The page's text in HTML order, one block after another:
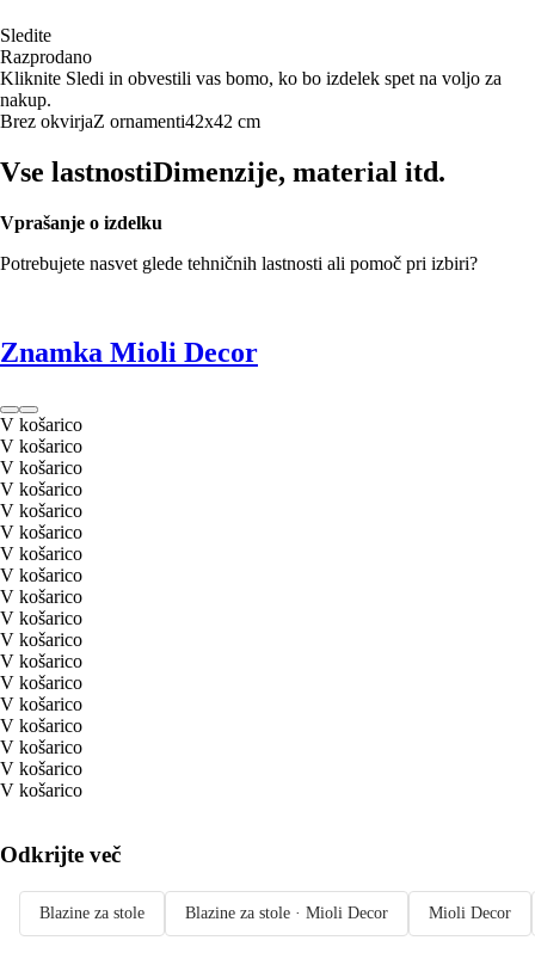
Sledite
Razprodano
Kliknite Sledi in obvestili vas bomo, ko bo izdelek spet na voljo za
nakup.
Brez okvirjaZ ornamenti42x42 cm
Vse lastnostiDimenzije, material itd.
Vprašanje o izdelku
Potrebujete nasvet glede tehničnih lastnosti ali pomoč pri izbiri?
Znamka Mioli Decor
V košarico
V košarico
V košarico
V košarico
V košarico
V košarico
V košarico
V košarico
V košarico
V košarico
V košarico
V košarico
V košarico
V košarico
V košarico
V košarico
V košarico
V košarico
Odkrijte več
Blazine za stole Blazine za stole · Mioli Decor Mioli Decor